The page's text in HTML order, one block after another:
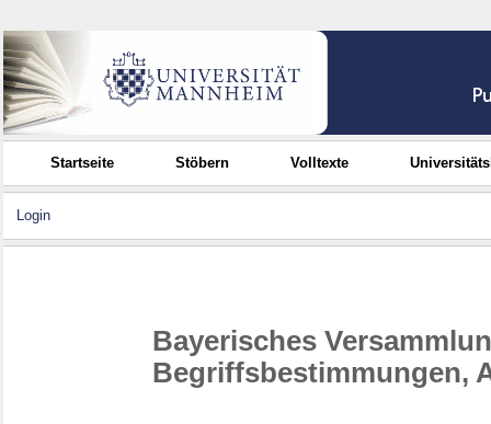
Startseite Stöbern Volltexte
Login
Bayerisches
Begriffsbestimmungen,